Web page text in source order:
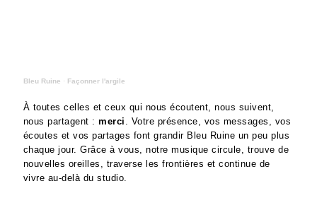
Bleu Ruine · Façonner l'argile
À toutes celles et ceux qui nous écoutent, nous suivent,
nous partagent :merci
. Votre présence, vos messages, vos
écoutes et vos partages font grandir Bleu Ruine un peu plus
chaque jour. Grâce à vous, notre musique circule, trouve de
nouvelles oreilles, traverse les frontières et continue de
vivre au‑delà du studio.